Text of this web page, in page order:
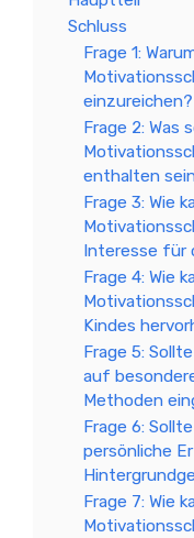
Schluss
Frage 1:
einzureichen?
Frage 2: Was
enthalten
Frage 3: Wie
Interesse für
Frage 4: Wie
Kindes
Frage 5:
auf
Methoden
Frage 6:
persönliche
Frage 7: Wie